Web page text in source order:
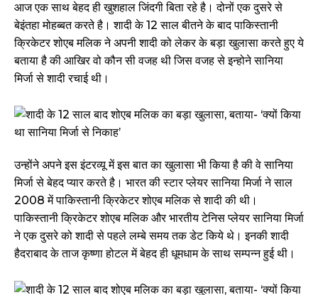
आज एक साथ बेहद ही खुशहाल जिंदगी बिता रहे है। दोनों एक दुसरे से
बेइंतहा मोहब्बत करते है। शादी के 12 साल बीतने के बाद पाकिस्तानी
क्रिकेटर शोएब मलिक ने अपनी शादी को लेकर के बड़ा खुलासा करते हुए ये
बताया है की आखिर वो कौन सी वजह थी जिस वजह से इन्होने सानिया
मिर्जा से शादी रचाई थी।
उन्होंने अपने इस इंटरव्यू में इस बात का खुलासा भी किया है की वे सानिया
मिर्जा से बेहद प्यार करते है। भारत की स्टार प्लेयर सानिया मिर्जा ने साल
2008 में पाकिस्तानी क्रिकेटर शोएब मलिक से शादी की थी।
पाकिस्तानी क्रिकेटर शोएब मलिक और भारतीय टेनिस प्लेयर सानिया मिर्जा
ने एक दुसरे को शादी से पहले लम्बे समय तक डेट किये थे। इनकी शादी
हैदराबाद के ताज कृष्णा होटल में बेहद ही धूमधाम के साथ सम्पन्न हुई थी।